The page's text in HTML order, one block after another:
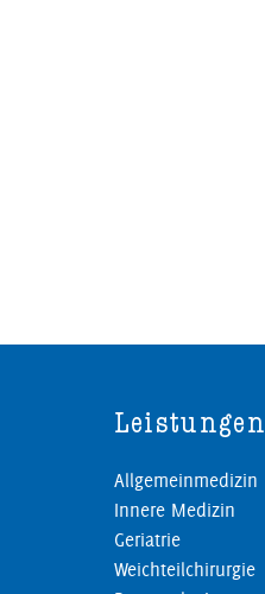
Leistungen
Allgemeinmedizin
Innere Medizin
Geriatrie
Weichteilchirurgie